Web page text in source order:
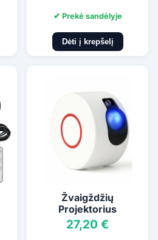
✔ Prekė sandėlyje
Dėti į krepšelį
Žvaigždžių
Projektorius
27,20 €